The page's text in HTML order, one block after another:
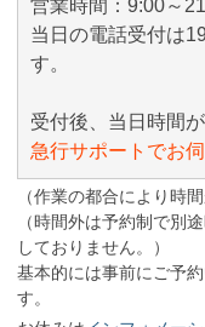
営業時間：9:00～
当日の電話受付は
す。
受付後、当日時間
急行サポートでお伺
（作業の都合により時
（時間外は予約制で別
しておりません。）
基本的には事前にご予
す。